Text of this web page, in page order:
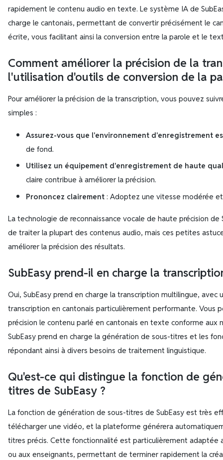
rapidement le contenu audio en texte. Le système IA de
charge le cantonais, permettant de convertir précisément le
écrite, vous facilitant ainsi la conversion entre la parole et le
Comment améliorer la précision de la
l'utilisation d'outils de conversion de la
Pour améliorer la précision de la transcription, vous pouvez
simples :
Assurez-vous que l'environnement d'enregistrement
de fond.
Utilisez un équipement d'enregistrement de haute
claire contribue à améliorer la précision.
Prononcez clairement : Adoptez une vitesse modérée
La technologie de reconnaissance vocale de haute précision de
de traiter la plupart des contenus audio, mais ces petites
améliorer la précision des résultats.
SubEasy prend-il en charge la
Oui, SubEasy prend en charge la transcription multilingue, avec
transcription en cantonais particulièrement performante. Vous
précision le contenu parlé en cantonais en texte conforme aux
SubEasy prend en charge la génération de sous-titres et les
répondant ainsi à divers besoins de traitement linguistique.
Qu'est-ce qui distingue la fonction de
titres de SubEasy ?
La fonction de génération de sous-titres de SubEasy est très
télécharger une vidéo, et la plateforme générera
titres précis. Cette fonctionnalité est particulièrement adaptée
ou aux enseignants, permettant de terminer rapidement la